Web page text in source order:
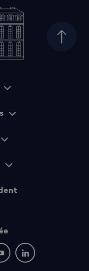
Haut
nous sur Twitter
: rejoignez-nous sur
fenêtre : rejoignez-nous
Nouvelle fenêtre :
Nouvelle fenêtre :